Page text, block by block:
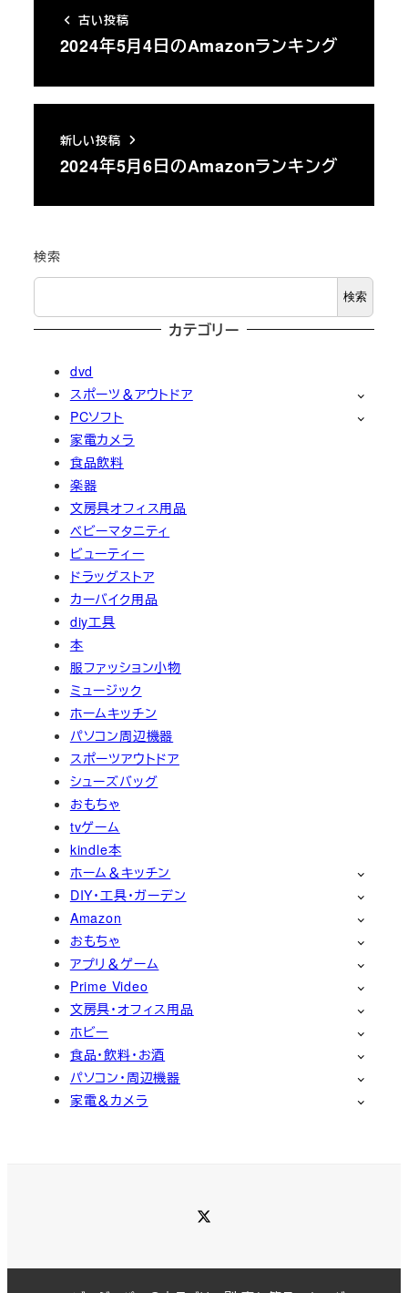
古い投稿
2024年5月4日のAmazonランキング
新しい投稿
2024年5月6日のAmazonランキング
検索
検索
カテゴリー
dvd
スポーツ＆アウトドア
PCソフト
家電カメラ
食品飲料
楽器
文房具オフィス用品
ベビーマタニティ
ビューティー
ドラッグストア
カーバイク用品
diy工具
本
服ファッション小物
ミュージック
ホームキッチン
パソコン周辺機器
スポーツアウトドア
シューズバッグ
おもちゃ
tvゲーム
kindle本
ホーム＆キッチン
DIY・工具・ガーデン
Amazon
おもちゃ
アプリ＆ゲーム
Prime Video
文房具・オフィス用品
ホビー
食品・飲料・お酒
パソコン・周辺機器
家電＆カメラ